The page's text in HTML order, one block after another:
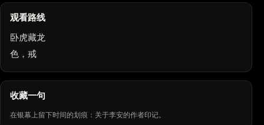
观看路线
卧虎藏龙
色，戒
收藏一句
在银幕上留下时间的划痕：关于李安的作者印记。